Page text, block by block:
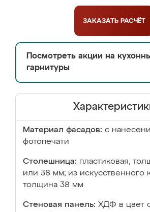
ЗАКАЗАТЬ РАСЧЁТ
Посмотреть акции на
гарнитуры
Материал фасадов: с
фотопечати
Столешница: пластиковая,
или 38 мм; из искусственного
толщина 38 мм
Стеновая панель: ХДФ в цвет